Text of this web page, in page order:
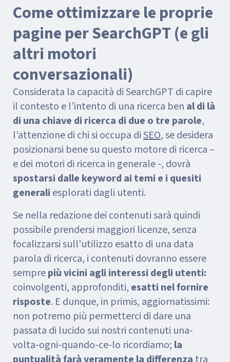
Come ottimizzare le proprie
pagine per SearchGPT (e gli
altri motori
conversazionali)
Considerata la capacità di SearchGPT di capire
il contesto e l’intento di una ricerca ben al di là
di una chiave di ricerca di due o tre parole,
l’attenzione di chi si occupa diSEO, se desidera
posizionarsi bene su questo motore di ricerca –
e dei motori di ricerca in generale -, dovrà
spostarsi dalle keyword ai temi e i quesiti
generali esplorati dagli utenti.
Se nella redazione dei contenuti sarà quindi
possibile prendersi maggiori licenze, senza
focalizzarsi sull’utilizzo esatto di una data
parola di ricerca, i contenuti dovranno essere
semprepiù vicini agli interessi degli utenti:
coinvolgenti, approfonditi, esatti nel fornire
risposte. E dunque, in primis, aggiornatissimi:
non potremo più permetterci di dare una
passata di lucido sui nostri contenuti una-
volta-ogni-quando-ce-lo ricordiamo; la